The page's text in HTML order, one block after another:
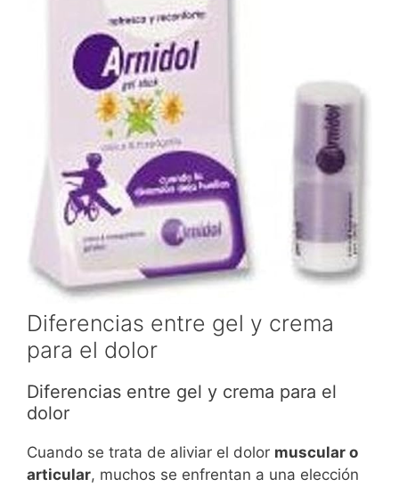
Diferencias entre gel y crema
para el dolor
Diferencias entre gel y crema para el
dolor
Cuando se trata de aliviar el dolor muscular o
articular, muchos se enfrentan a una elección